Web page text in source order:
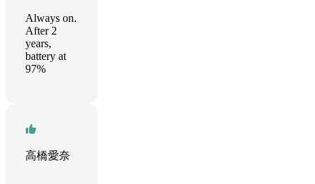
Always on.
After 2
years,
battery at
97%
高橋愛奈